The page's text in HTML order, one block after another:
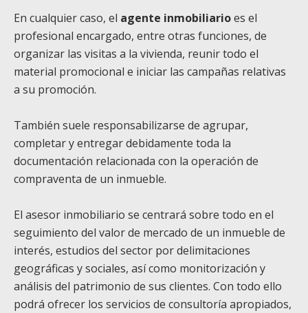
En cualquier caso, el agente inmobiliarioes el
profesional encargado, entre otras funciones, de
organizar las visitas a la vivienda, reunir todo el
material promocional e iniciar las campañas relativas
a su promoción.
También suele responsabilizarse de agrupar,
completar y entregar debidamente toda la
documentación relacionada con la operación de
compraventa de un inmueble.
El asesor inmobiliario se centrará sobre todo en el
seguimiento del valor de mercado de un inmueble de
interés, estudios del sector por delimitaciones
geográficas y sociales, así como monitorización y
análisis del patrimonio de sus clientes. Con todo ello
podrá ofrecer los servicios de consultoría apropiados,